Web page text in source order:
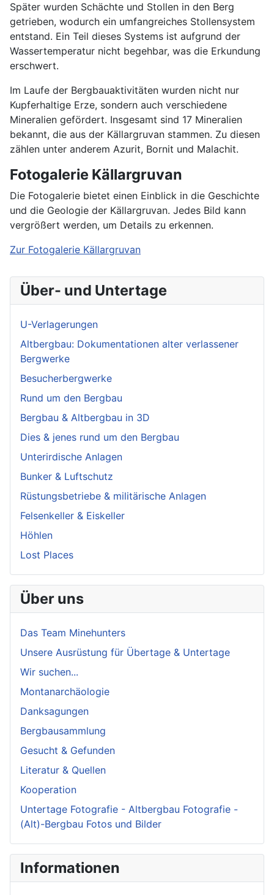
Später wurden Schächte und Stollen in den Berg
getrieben, wodurch ein umfangreiches Stollensystem
entstand. Ein Teil dieses Systems ist aufgrund der
Wassertemperatur nicht begehbar, was die Erkundung
erschwert.
Im Laufe der Bergbauaktivitäten wurden nicht nur
Kupferhaltige Erze, sondern auch verschiedene
Mineralien gefördert. Insgesamt sind 17 Mineralien
bekannt, die aus der Källargruvan stammen. Zu diesen
zählen unter anderem Azurit, Bornit und Malachit.
Fotogalerie Källargruvan
Die Fotogalerie bietet einen Einblick in die Geschichte
und die Geologie der Källargruvan. Jedes Bild kann
vergrößert werden, um Details zu erkennen.
Zur Fotogalerie Källargruvan
Über- und Untertage
U-Verlagerungen
Altbergbau: Dokumentationen alter verlassener
Bergwerke
Besucherbergwerke
Rund um den Bergbau
Bergbau & Altbergbau in 3D
Dies & jenes rund um den Bergbau
Unterirdische Anlagen
Bunker & Luftschutz
Rüstungsbetriebe & militärische Anlagen
Felsenkeller & Eiskeller
Höhlen
Lost Places
Über uns
Das Team Minehunters
Unsere Ausrüstung für Übertage & Untertage
Wir suchen...
Montanarchäologie
Danksagungen
Bergbausammlung
Gesucht & Gefunden
Literatur & Quellen
Kooperation
Untertage Fotografie - Altbergbau Fotografie -
(Alt)-Bergbau Fotos und Bilder
Informationen